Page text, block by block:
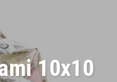
10x10